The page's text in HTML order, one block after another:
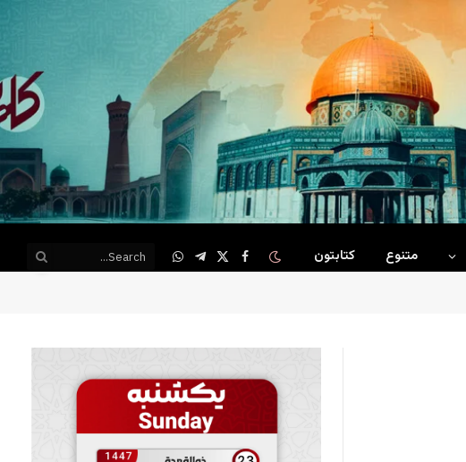
متنوع کتابتون Facebook
X
Telegram
WhatsApp